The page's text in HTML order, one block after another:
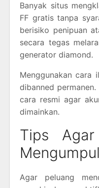
Banyak situs
FF gratis tanpa
berisiko penipuan
secara tegas
generator diamond.
Menggunakan cara
dibanned
cara resmi agar
dimainkan.
Tips
Agar peluang